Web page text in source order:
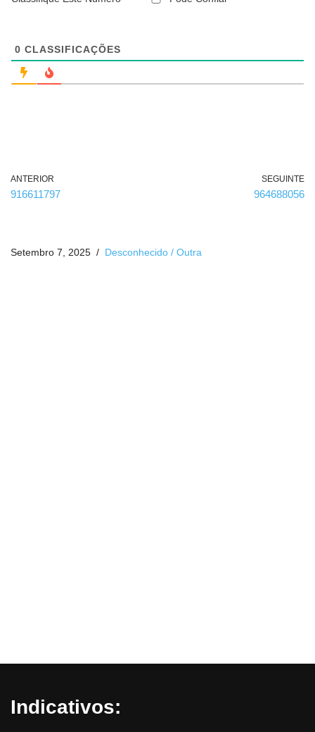
a
ó
0 CLASSIFICAÇÕES
ANTERIOR
916611797
SEGUINTE
964688056
Setembro 7, 2025 Desconhecido / Outra
Indicativos: